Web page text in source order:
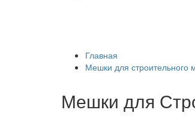
Главная
Мешки для строительного
Мешки для